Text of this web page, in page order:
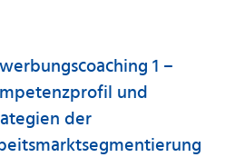
1 –
und
der